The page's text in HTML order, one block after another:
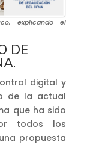
explicando el
DE
digital y
de la actual
que ha sido
todos los
propuesta